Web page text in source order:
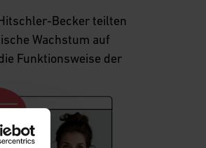
Becker teilten
Wachstum auf
Funktionsweise der